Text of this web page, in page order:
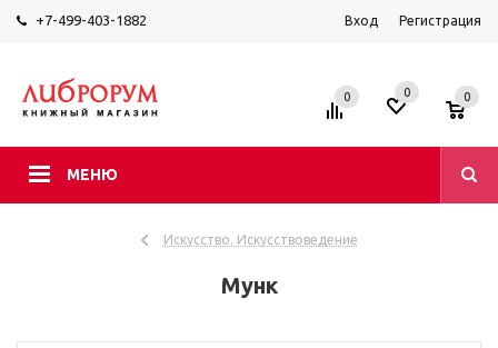
+7-499-403-1882 Вход Регистрация
МЕНЮ
0 0 0
Искусство. Искусствоведение
Мунк